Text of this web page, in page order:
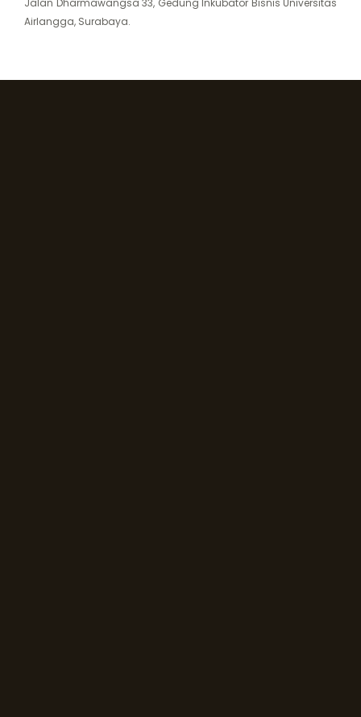
Jalan Dharmawangsa 33, Gedung Inkubator Bisnis Universitas
Airlangga, Surabaya.